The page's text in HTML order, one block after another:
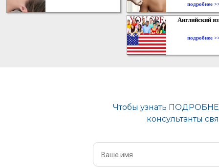
подробнее
Английский
подробнее